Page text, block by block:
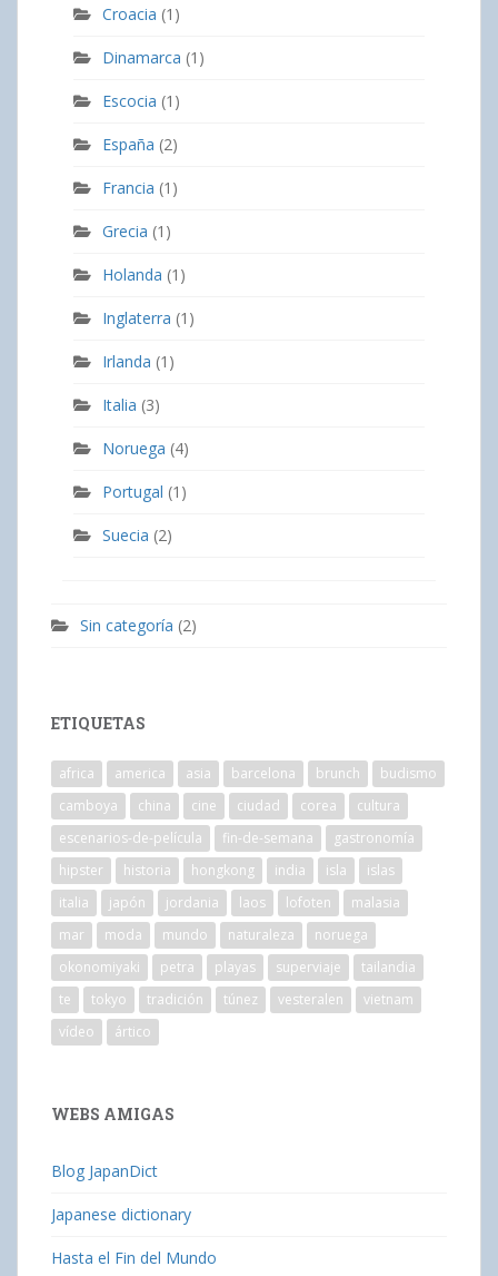
Croacia (1)
Dinamarca (1)
Escocia (1)
España (2)
Francia (1)
Grecia (1)
Holanda (1)
Inglaterra (1)
Irlanda (1)
Italia (3)
Noruega (4)
Portugal (1)
Suecia (2)
Sin categoría (2)
ETIQUETAS
africa america asia barcelona brunch
budismo
camboya
china cine ciudad corea
cultura
escenarios-de-película
fin-de-semana
gastronomía
hipster
historia hongkong india isla
islas
italia
japón jordania laos lofoten
malasia
mar
moda mundo naturaleza
noruega
okonomiyaki
petra playas superviaje
tailandia
te
tokyo tradición túnez vesteralen
vietnam
vídeo
ártico
WEBS AMIGAS
Blog JapanDict
Japanese dictionary
Hasta el Fin del Mundo